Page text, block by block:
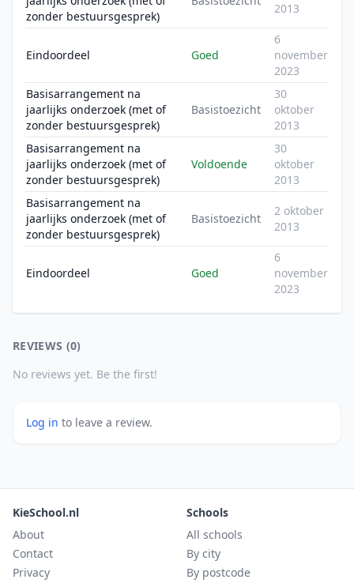
zonder bestuursgesprek)
2013
Eindoordeel Goed
6
november
2023
Basisarrangement na
jaarlijks onderzoek (met of
zonder bestuursgesprek)
Basistoezicht
30
oktober
2013
Basisarrangement na
jaarlijks onderzoek (met of
zonder bestuursgesprek)
Voldoende
30
oktober
2013
Basisarrangement na
jaarlijks onderzoek (met of
zonder bestuursgesprek)
Basistoezicht
2 oktober
2013
Eindoordeel Goed
6
november
2023
REVIEWS (0)
No reviews yet. Be the first!
Log in to leave a review.
KieSchool.nl
About
Contact
Privacy
Schools
All schools
By city
By postcode